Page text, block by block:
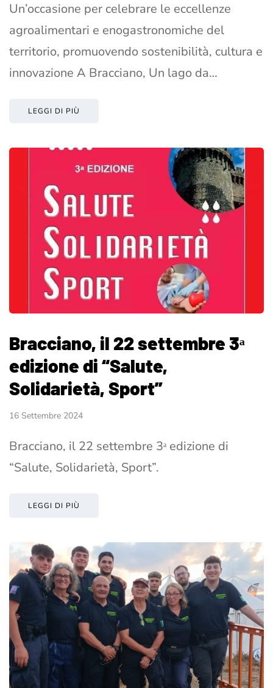
Un’occasione per celebrare le eccellenze
agroalimentari e enogastronomiche del
territorio, promuovendo sostenibilità, cultura e
innovazione A Bracciano, Un lago da…
LEGGI DI PIÙ
Bracciano, il 22 settembre 3ᵃ
edizione di “Salute,
Solidarietà, Sport”
16 Settembre 2024
Bracciano, il 22 settembre 3ᵃ edizione di
“Salute, Solidarietà, Sport”.
LEGGI DI PIÙ